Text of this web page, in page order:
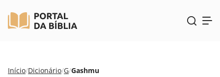
Pular
Início/Dicionário/G/Gashmu